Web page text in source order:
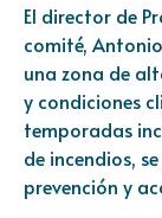
El director de
comité,
una zona de
y condiciones
temporadas
de incendios,
prevención y